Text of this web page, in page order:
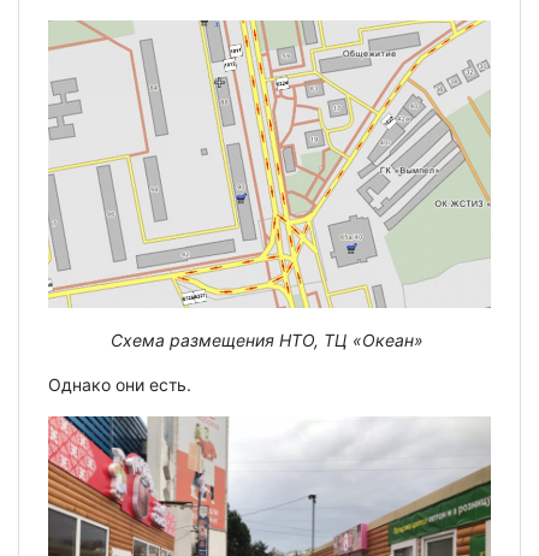
Схема размещения НТО, ТЦ «Океан»
Однако они есть.